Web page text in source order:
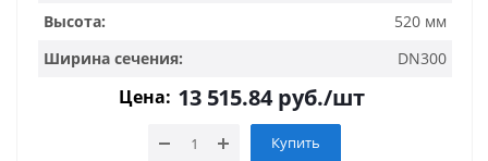
Высота:
520 мм
Ширина сечения:
DN300
Цена: 13 515.84руб./шт
Купить